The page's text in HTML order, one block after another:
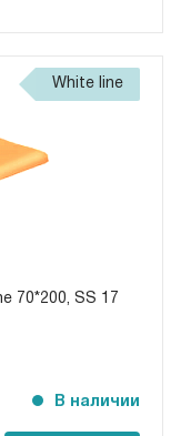
White line
70*200, SS 17
В наличии